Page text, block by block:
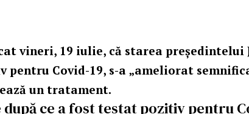
vineri, 19 iulie, că starea președintelui
pentru Covid-19, s-a „ameliorat
un tratament.
după ce a fost testat pozitiv pentru